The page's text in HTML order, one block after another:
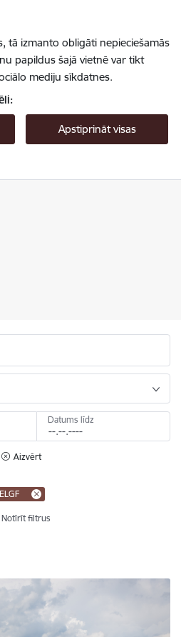
tā izmanto obligāti nepieciešamās
papildus šajā vietnē var tikt
mediju sīkdatnes.
Apstiprināt visas
Datums līdz
Aizvērt
ELGF
Notīrīt filtrus